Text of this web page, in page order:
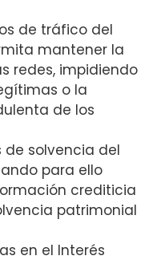
de tráfico del
mantener la
redes, impidiendo
o la
de los
de solvencia del
para ello
crediticia
patrimonial
en el Interés